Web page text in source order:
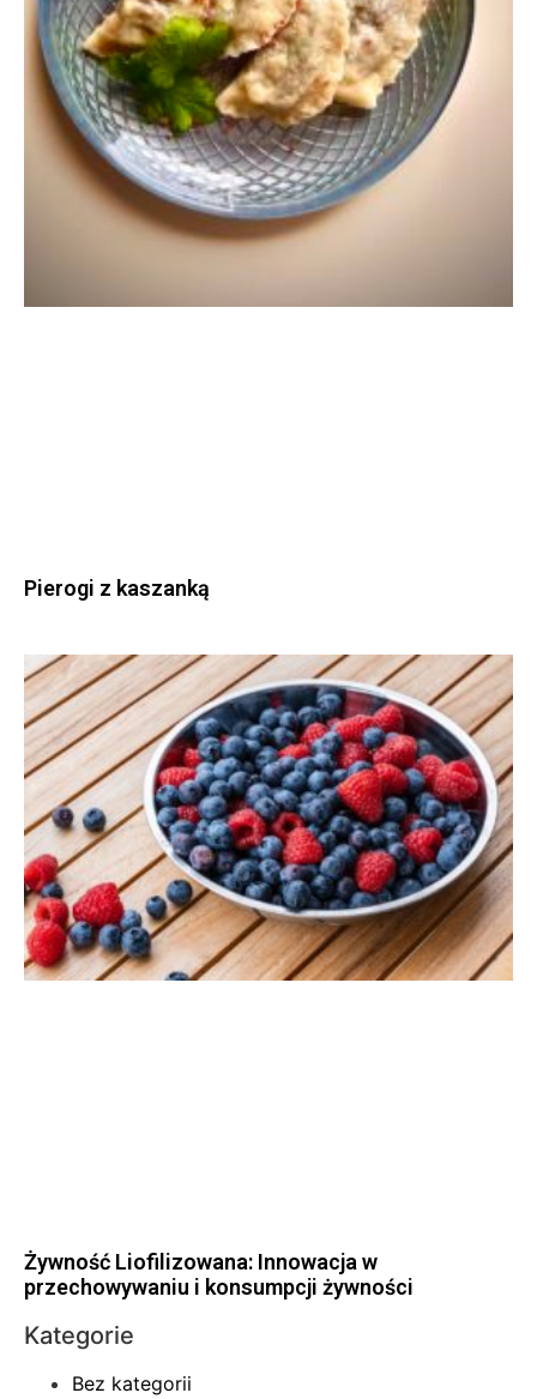
Pierogi z kaszanką
Żywność Liofilizowana: Innowacja w
przechowywaniu i konsumpcji żywności
Kategorie
Bez kategorii